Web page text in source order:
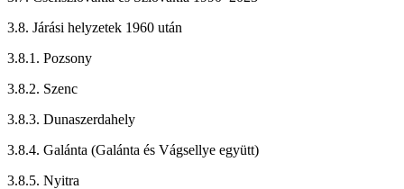
3.8. Járási helyzetek 1960 után
3.8.1. Pozsony
3.8.2. Szenc
3.8.3. Dunaszerdahely
3.8.4. Galánta (Galánta és Vágsellye együtt)
3.8.5. Nyitra